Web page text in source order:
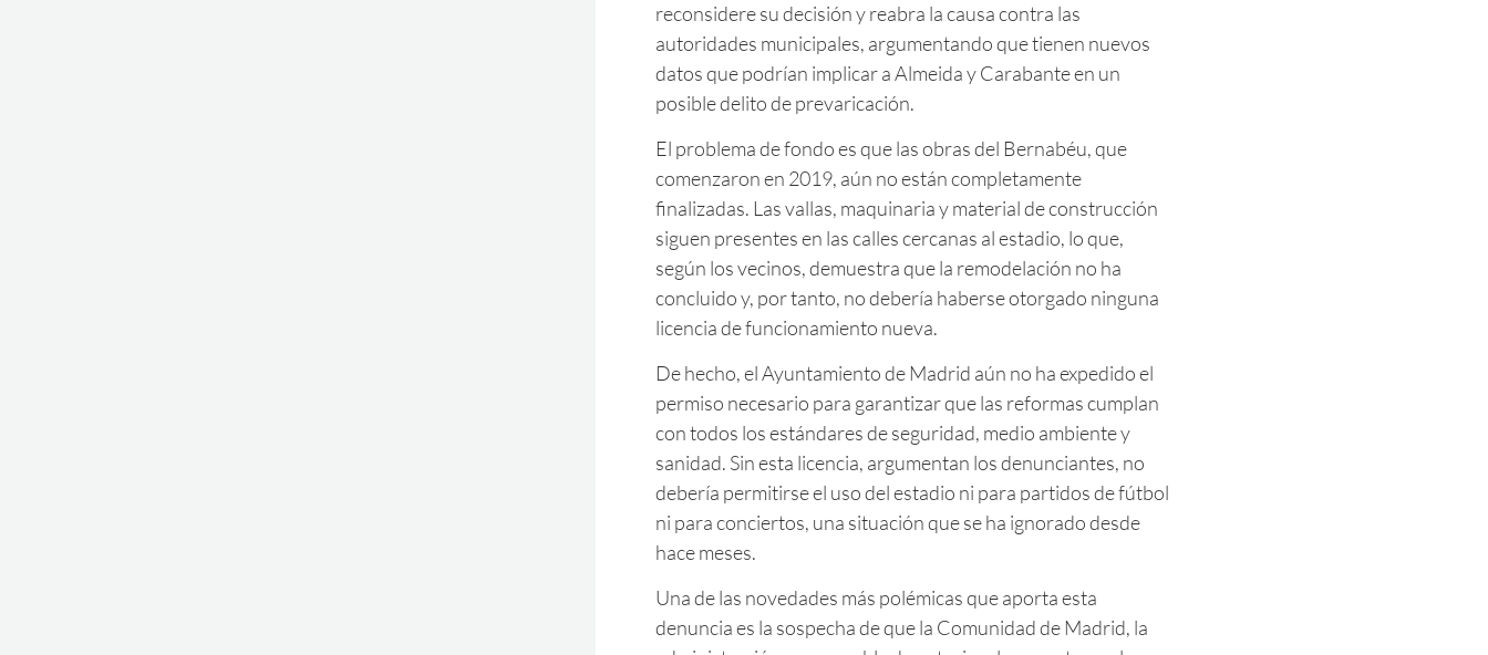
reconsidere su decisión y reabra la causa contra las
autoridades municipales, argumentando que tienen nuevos
datos que podrían implicar a Almeida y Carabante en un
posible delito de prevaricación.
El problema de fondo es que las obras del Bernabéu, que
comenzaron en 2019, aún no están completamente
finalizadas. Las vallas, maquinaria y material de construcción
siguen presentes en las calles cercanas al estadio, lo que,
según los vecinos, demuestra que la remodelación no ha
concluido y, por tanto, no debería haberse otorgado ninguna
licencia de funcionamiento nueva.
De hecho, el Ayuntamiento de Madrid aún no ha expedido el
permiso necesario para garantizar que las reformas cumplan
con todos los estándares de seguridad, medio ambiente y
sanidad. Sin esta licencia, argumentan los denunciantes, no
debería permitirse el uso del estadio ni para partidos de fútbol
ni para conciertos, una situación que se ha ignorado desde
hace meses.
Una de las novedades más polémicas que aporta esta
denuncia es la sospecha de que la Comunidad de Madrid, la